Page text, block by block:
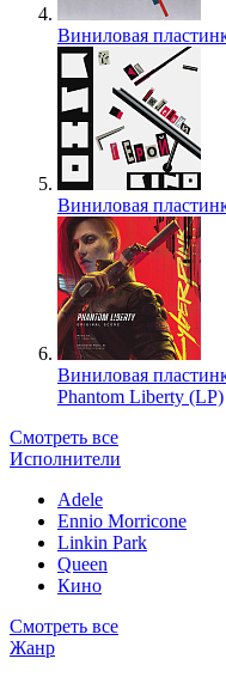
Виниловая
Виниловая
Виниловая
Phantom Liberty (LP)
Смотреть все
Исполнители
Adele
Ennio Morricone
Linkin Park
Queen
Кино
Смотреть все
Жанр